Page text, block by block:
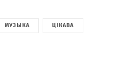
МУЗЫКА ЦІКАВА